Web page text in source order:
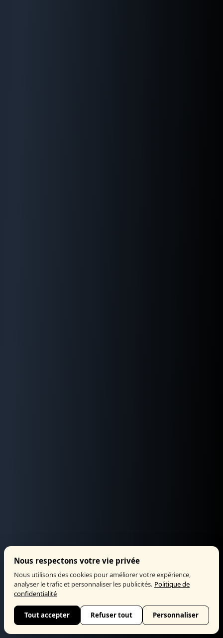
Nous respectons votre vie privée
Nous utilisons des cookies pour améliorer votre expérience,
analyser le trafic et personnaliser les publicités. Politique de
confidentialité
Tout accepter Refuser tout Personnaliser